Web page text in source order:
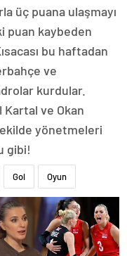
üç puana ulaşmayı
puan kaybeden
bu haftadan
ve
kurdular.
ve Okan
yönetmeleri
gibi!
Gol Oyun